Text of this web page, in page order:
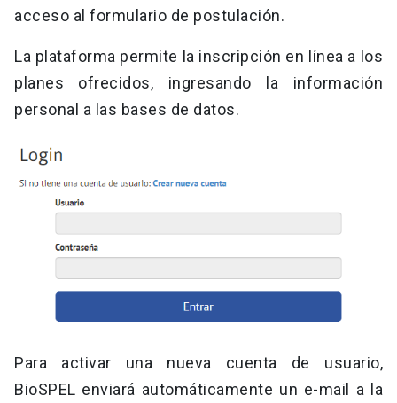
acceso al formulario de postulación.
La plataforma permite la inscripción en línea a los
planes ofrecidos, ingresando la información
personal a las bases de datos.
Para activar una nueva cuenta de usuario,
BioSPEL enviará automáticamente un e-mail a la